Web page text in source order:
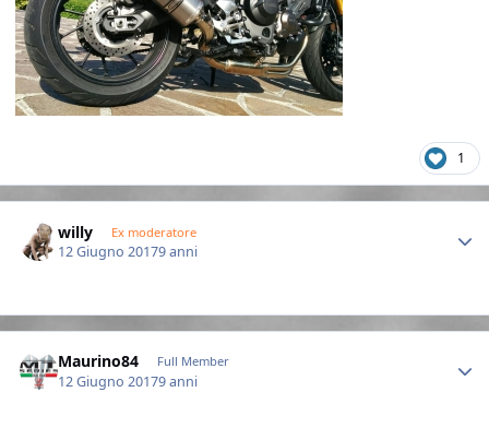
1
willy Ex moderatore
12 Giugno 20179 anni
Maurino84 Full Member
12 Giugno 20179 anni